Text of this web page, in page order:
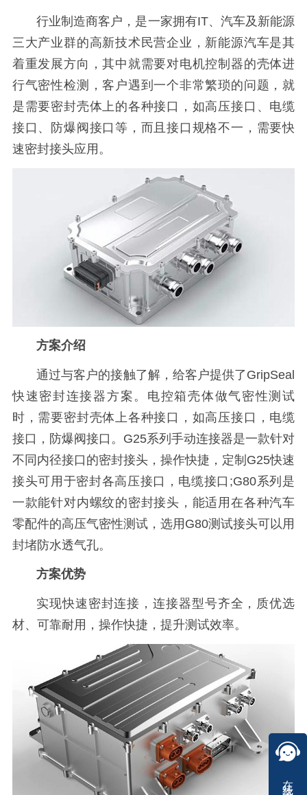
行业制造商客户，是一家拥有IT、汽车及新能源
三大产业群的高新技术民营企业，新能源汽车是其
着重发展方向，其中就需要对电机控制器的壳体进
行气密性检测，客户遇到一个非常繁琐的问题，就
是需要密封壳体上的各种接口，如高压接口、电缆
接口、防爆阀接口等，而且接口规格不一，需要快
速密封接头应用。
方案介绍
通过与客户的接触了解，给客户提供了GripSeal
快速密封连接器方案。电控箱壳体做气密性测试
时，需要密封壳体上各种接口，如高压接口，电缆
接口，防爆阀接口。G25系列手动连接器是一款针对
不同内径接口的密封接头，操作快捷，定制G25快速
接头可用于密封各高压接口，电缆接口;G80系列是
一款能针对内螺纹的密封接头，能适用在各种汽车
零配件的高压气密性测试，选用G80测试接头可以用
封堵防水透气孔。
方案优势
实现快速密封连接，连接器型号齐全，质优选
材、可靠耐用，操作快捷，提升测试效率。
在线咨询